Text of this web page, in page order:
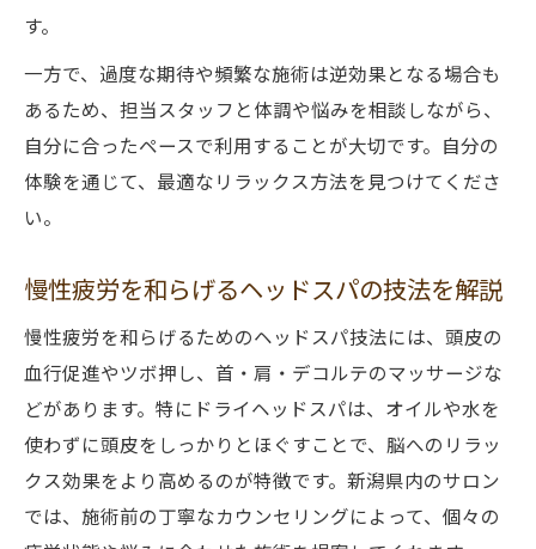
す。
一方で、過度な期待や頻繁な施術は逆効果となる場合も
あるため、担当スタッフと体調や悩みを相談しながら、
自分に合ったペースで利用することが大切です。自分の
体験を通じて、最適なリラックス方法を見つけてくださ
い。
慢性疲労を和らげるヘッドスパの技法を解説
慢性疲労を和らげるためのヘッドスパ技法には、頭皮の
血行促進やツボ押し、首・肩・デコルテのマッサージな
どがあります。特にドライヘッドスパは、オイルや水を
使わずに頭皮をしっかりとほぐすことで、脳へのリラッ
クス効果をより高めるのが特徴です。新潟県内のサロン
では、施術前の丁寧なカウンセリングによって、個々の